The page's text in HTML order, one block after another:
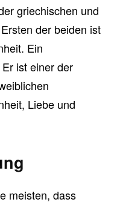
griechischen und
der beiden ist
Ein
ist einer der
Liebe und
meisten, dass